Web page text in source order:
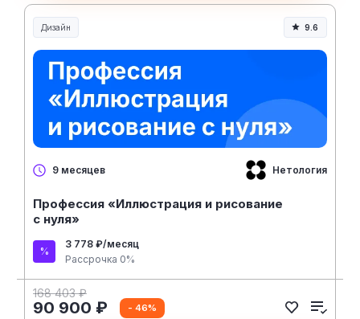
Дизайн 9.6
9 месяцев Нетология
Профессия «Иллюстрация и рисование
с нуля»
3 778 ₽/месяц
Рассрочка 0%
168 403 ₽
90 900 ₽ - 46%